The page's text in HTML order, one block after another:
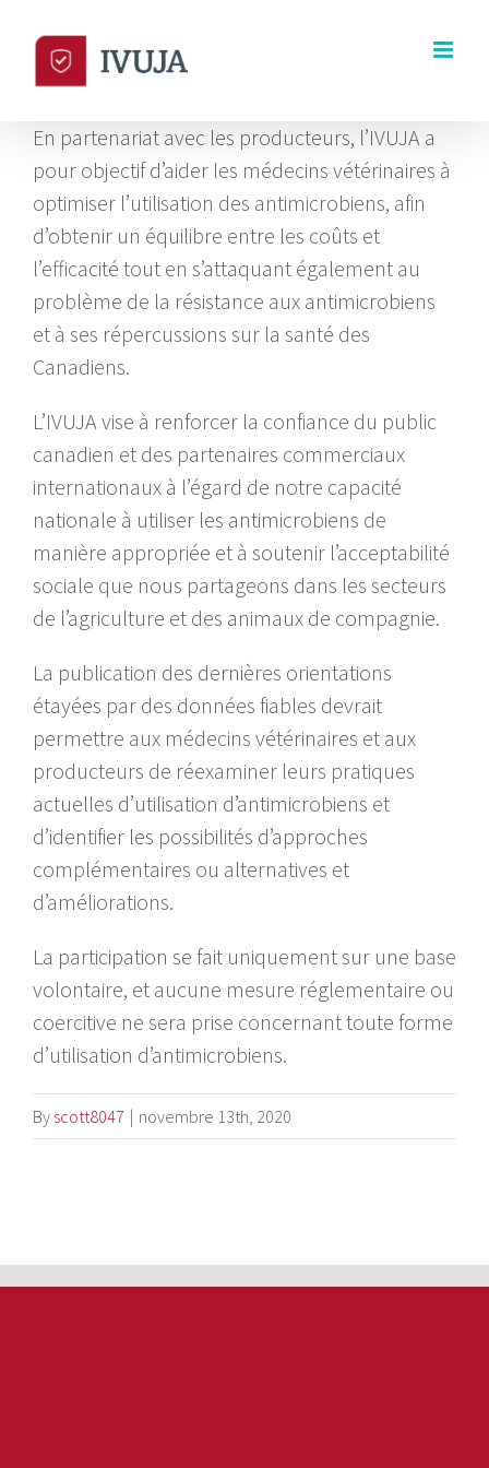
content
En partenariat avec les producteurs, l’IVUJA a
pour objectif d’aider les médecins vétérinaires à
optimiser l’utilisation des antimicrobiens, afin
d’obtenir un équilibre entre les coûts et
l’efficacité tout en s’attaquant également au
problème de la résistance aux antimicrobiens
et à ses répercussions sur la santé des
Canadiens.
L’IVUJA vise à renforcer la confiance du public
canadien et des partenaires commerciaux
internationaux à l’égard de notre capacité
nationale à utiliser les antimicrobiens de
manière appropriée et à soutenir l’acceptabilité
sociale que nous partageons dans les secteurs
de l’agriculture et des animaux de compagnie.
La publication des dernières orientations
étayées par des données fiables devrait
permettre aux médecins vétérinaires et aux
producteurs de réexaminer leurs pratiques
actuelles d’utilisation d’antimicrobiens et
d’identifier les possibilités d’approches
complémentaires ou alternatives et
d’améliorations.
La participation se fait uniquement sur une base
volontaire, et aucune mesure réglementaire ou
coercitive ne sera prise concernant toute forme
d’utilisation d’antimicrobiens.
By scott8047 | novembre 13th, 2020